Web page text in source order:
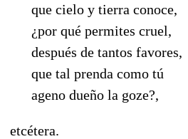
que cielo y tierra conoce,
¿por qué permites cruel,
después de tantos favores,
que tal prenda como tú
ageno dueño la goze?,
etcétera.